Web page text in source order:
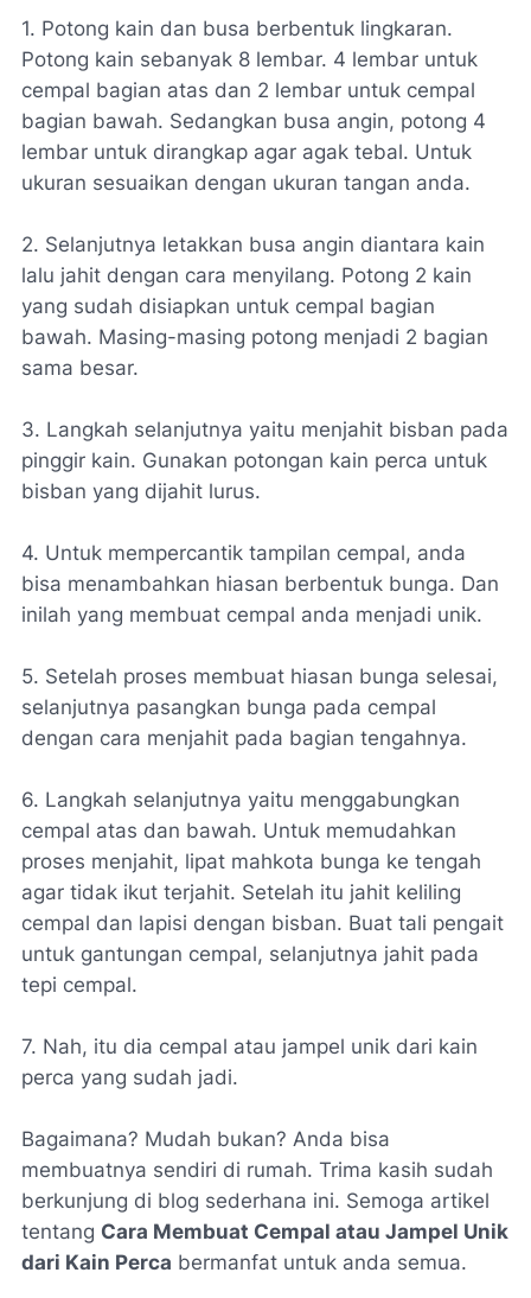
1. Potong kain dan busa berbentuk lingkaran.
Potong kain sebanyak 8 lembar. 4 lembar untuk
cempal bagian atas dan 2 lembar untuk cempal
bagian bawah. Sedangkan busa angin, potong 4
lembar untuk dirangkap agar agak tebal. Untuk
ukuran sesuaikan dengan ukuran tangan anda.
2. Selanjutnya letakkan busa angin diantara kain
lalu jahit dengan cara menyilang. Potong 2 kain
yang sudah disiapkan untuk cempal bagian
bawah. Masing-masing potong menjadi 2 bagian
sama besar.
3. Langkah selanjutnya yaitu menjahit bisban pada
pinggir kain. Gunakan potongan kain perca untuk
bisban yang dijahit lurus.
4. Untuk mempercantik tampilan cempal, anda
bisa menambahkan hiasan berbentuk bunga. Dan
inilah yang membuat cempal anda menjadi unik.
5. Setelah proses membuat hiasan bunga selesai,
selanjutnya pasangkan bunga pada cempal
dengan cara menjahit pada bagian tengahnya.
6. Langkah selanjutnya yaitu menggabungkan
cempal atas dan bawah. Untuk memudahkan
proses menjahit, lipat mahkota bunga ke tengah
agar tidak ikut terjahit. Setelah itu jahit keliling
cempal dan lapisi dengan bisban. Buat tali pengait
untuk gantungan cempal, selanjutnya jahit pada
tepi cempal.
7. Nah, itu dia cempal atau jampel unik dari kain
perca yang sudah jadi.
Bagaimana? Mudah bukan? Anda bisa
membuatnya sendiri di rumah. Trima kasih sudah
berkunjung di blog sederhana ini. Semoga artikel
tentang Cara Membuat Cempal atau Jampel Unik
dari Kain Perca bermanfat untuk anda semua.